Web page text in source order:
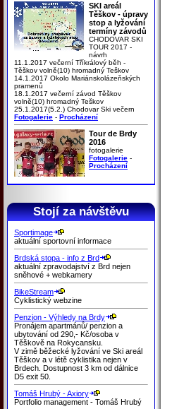
SKI areál
Těškov - úpravy
stop a lyžování
termíny závodů
CHODOVAR SKI
TOUR 2017 -
návrh
11.1.2017 večerní Tříkrálový běh -
Těškov volně(10) hromadný Teškov
14.1.2017 Okolo Mariánskolázeňských
pramenů
18.1.2017 večerní závod Těškov
volně(10) hromadný Teškov
25.1.2017(5.2.) Chodovar Ski večern
Fotogalerie - Procházení
Tour de Brdy
2016
fotogalerie
Fotogalerie -
Procházení
Stojí za návštěvu
Sportimage
aktuální sportovní informace
Brdská stopa - info z Brd
aktuální zpravodajství z Brd nejen
sněhové + webkamery
BikeStream
Cyklistický webzine
Penzion - Výhledy na Brdy
Pronájem apartmánů/ penzion a
ubytování od 290,- Kč/osoba v
Těškově na Rokycansku.
V zimě běžecké lyžování ve Ski areál
Těškov a v létě cyklistika nejen v
Brdech. Dostupnost 3 km od dálnice
D5 exit 50.
Tomáš Hrubý - Axiory
Portfolio management - Tomáš Hrubý